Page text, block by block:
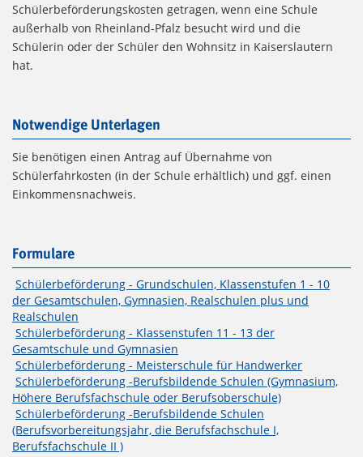
Schülerbeförderungskosten getragen, wenn eine Schule
außerhalb von Rheinland-Pfalz besucht wird und die
Schülerin oder der Schüler den Wohnsitz in Kaiserslautern
hat.
Notwendige Unterlagen
Sie benötigen einen Antrag auf Übernahme von
Schülerfahrkosten (in der Schule erhältlich) und ggf. einen
Einkommensnachweis.
Formulare
Schülerbeförderung - Grundschulen, Klassenstufen 1 - 10
der Gesamtschulen, Gymnasien, Realschulen plus und
Realschulen
Schülerbeförderung - Klassenstufen 11 - 13 der
Gesamtschule und Gymnasien
Schülerbeförderung - Meisterschule für Handwerker
Schülerbeförderung -Berufsbildende Schulen (Gymnasium,
Höhere Berufsfachschule oder Berufsoberschule)
Schülerbeförderung -Berufsbildende Schulen
(Berufsvorbereitungsjahr, die Berufsfachschule I,
Berufsfachschule II )